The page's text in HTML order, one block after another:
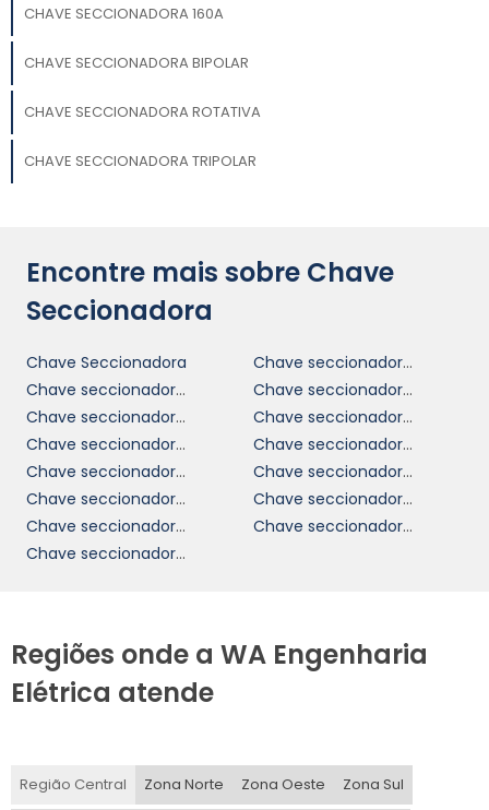
CHAVE SECCIONADORA 160A
CHAVE SECCIONADORA BIPOLAR
CHAVE SECCIONADORA ROTATIVA
CHAVE SECCIONADORA TRIPOLAR​
Encontre mais sobre Chave
Seccionadora
Chave Seccionadora
Chave seccionadora tripolar​
Chave seccionadora 250a
Chave seccionadora 400a
Chave seccionadora alta tensão
Chave seccionadora tripolar 15kv​
Chave seccionadora rotativa
Chave seccionadora subestação
Chave seccionadora 200a
Chave seccionadora tripolar 400a
Chave seccionadora 125a
Chave seccionadora 160a
Chave seccionadora 32a
Chave seccionadora bipolar
Chave seccionadora media tensão
Regiões onde a WA Engenharia
Elétrica atende
Região Central Zona Norte Zona Oeste Zona Sul